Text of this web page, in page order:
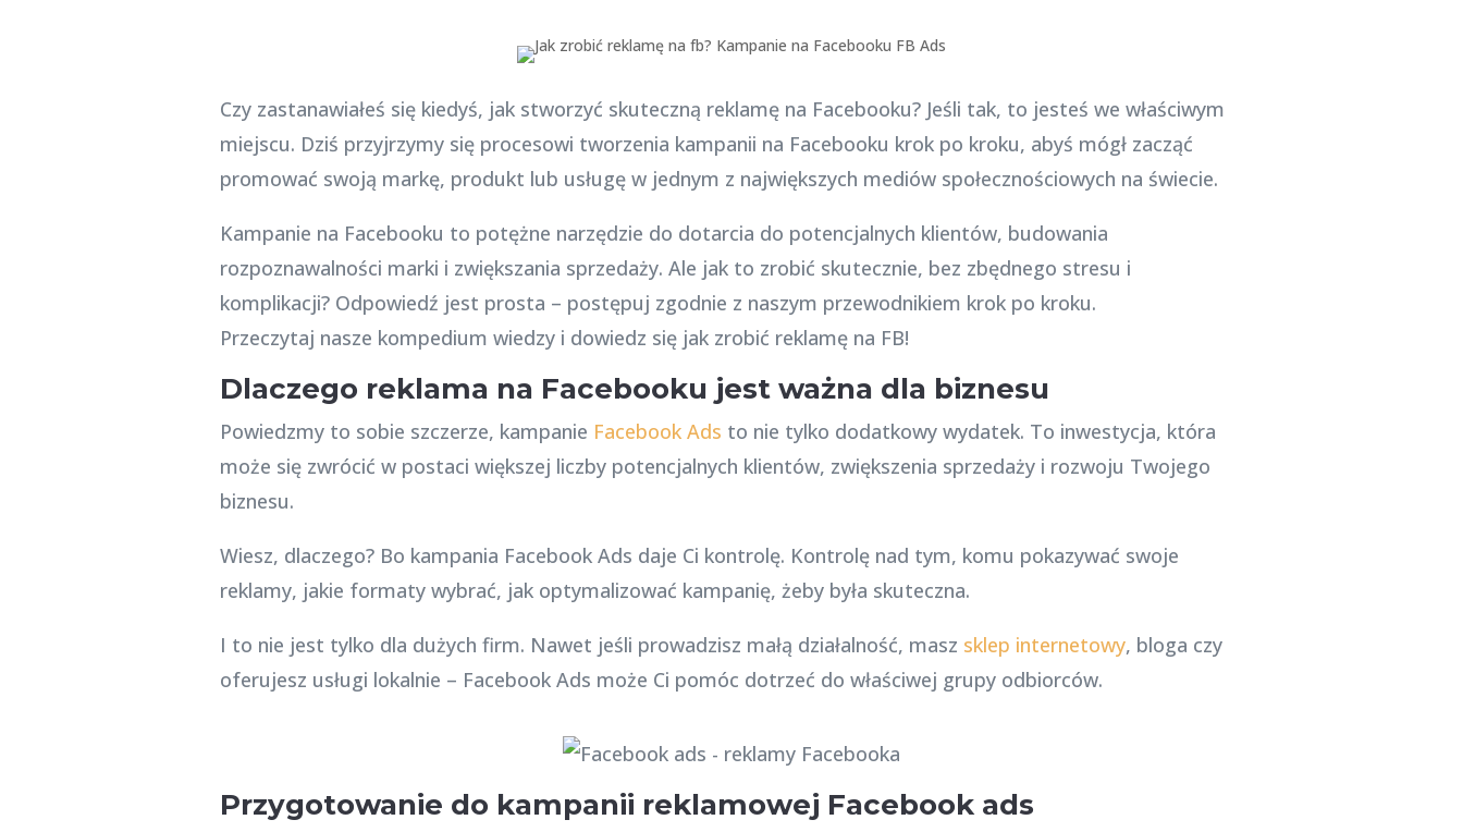
Czy zastanawiałeś się kiedyś, jak stworzyć skuteczną reklamę na Facebooku? Jeśli tak, to jesteś we właściwym
miejscu. Dziś przyjrzymy się procesowi tworzenia kampanii na Facebooku krok po kroku, abyś mógł zacząć
promować swoją markę, produkt lub usługę w jednym z największych mediów społecznościowych na świecie.
Kampanie na Facebooku to potężne narzędzie do dotarcia do potencjalnych klientów, budowania
rozpoznawalności marki i zwiększania sprzedaży. Ale jak to zrobić skutecznie, bez zbędnego stresu i
komplikacji? Odpowiedź jest prosta – postępuj zgodnie z naszym przewodnikiem krok po kroku.
Przeczytaj nasze kompedium wiedzy i dowiedz się jak zrobić reklamę na FB!
Dlaczego reklama na Facebooku jest ważna dla biznesu
Powiedzmy to sobie szczerze, kampanie Facebook Ads to nie tylko dodatkowy wydatek. To inwestycja, która
może się zwrócić w postaci większej liczby potencjalnych klientów, zwiększenia sprzedaży i rozwoju Twojego
biznesu.
Wiesz, dlaczego? Bo kampania Facebook Ads daje Ci kontrolę. Kontrolę nad tym, komu pokazywać swoje
reklamy, jakie formaty wybrać, jak optymalizować kampanię, żeby była skuteczna.
I to nie jest tylko dla dużych firm. Nawet jeśli prowadzisz małą działalność, masz sklep internetowy, bloga czy
oferujesz usługi lokalnie – Facebook Ads może Ci pomóc dotrzeć do właściwej grupy odbiorców.
Przygotowanie do kampanii reklamowej Facebook ads